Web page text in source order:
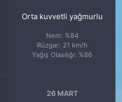
Orta kuvvetli yağmurlu
Nem: %84
Rüzgar: 21 km/h
Yağış Olasılığı: %86
26 MART